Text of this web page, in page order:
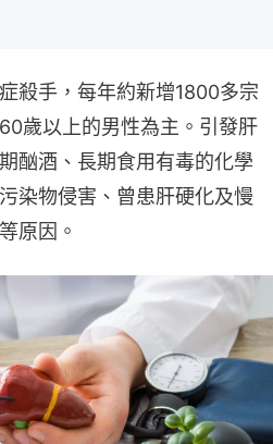
殺手，每年約新增1800多宗
歲以上的男性為主。引發肝
酗酒、長期食用有毒的化學
染物侵害、曾患肝硬化及慢
原因。